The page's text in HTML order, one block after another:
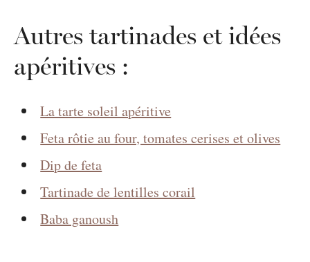
Autres tartinades et idées
apéritives :
La tarte soleil apéritive
Feta rôtie au four, tomates cerises et olives
Dip de feta
Tartinade de lentilles corail
Baba ganoush